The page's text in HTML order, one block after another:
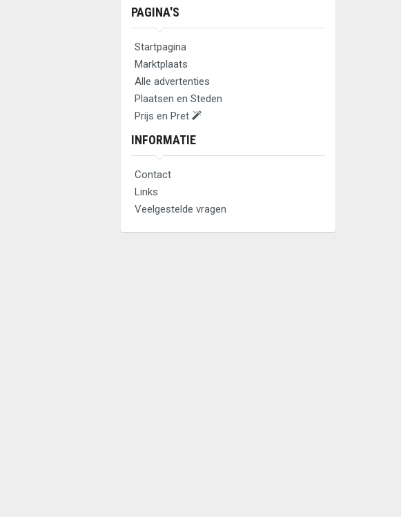
PAGINA'S
Startpagina
Marktplaats
Alle advertenties
Plaatsen en Steden
Prijs en Pret
INFORMATIE
Contact
Links
Veelgestelde vragen